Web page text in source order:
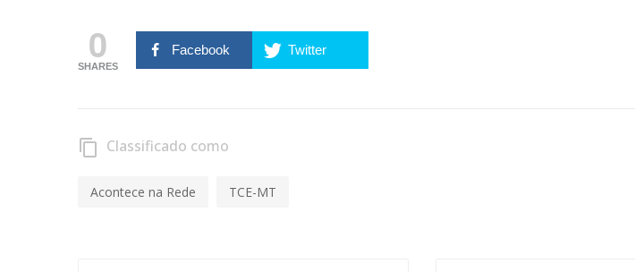
0
SHARES
Facebook Twitter
content_copy Classificado como
Acontece na Rede TCE-MT